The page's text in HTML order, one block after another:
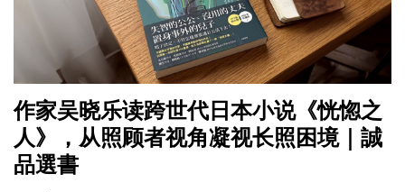
作家吴晓乐读跨世代日本小说《恍惚之
人》，从照顾者视角凝视长照困境｜誠
品選書